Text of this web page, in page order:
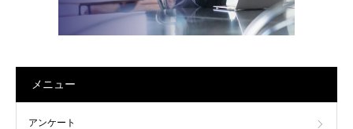
メニュー
アンケート